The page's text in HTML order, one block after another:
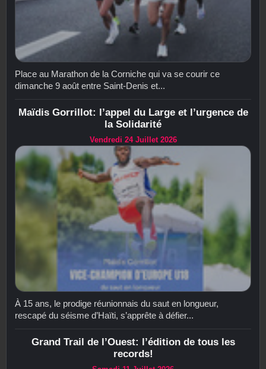
Place au Marathon de la Corniche qui va se courir ce
dimanche 9 août entre Saint-Denis et...
Maïdis Gorrillot: l’appel du Large et l’urgence de
la Solidarité
Vendredi 24 Juillet 2026
À 15 ans, le prodige réunionnais du saut en longueur,
rescapé du séisme d’Haïti, s’apprête à défier...
Grand Trail de l’Ouest: l’édition de tous les
records!